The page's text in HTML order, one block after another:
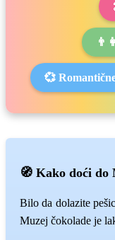
💞
🧭 Kako doći do
Bilo da dolazite
Muzej čokolade je